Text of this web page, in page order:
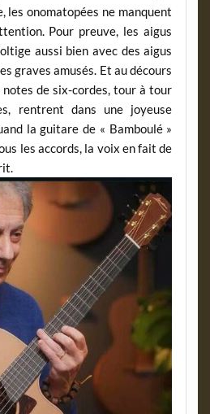
les onomatopées ne manquent
Pour preuve, les aigus
aussi bien avec des aigus
graves amusés. Et au décours
notes de six-cordes, tour à tour
rentrent dans une joyeuse
la guitare de « Bamboulé »
les accords, la voix en fait de